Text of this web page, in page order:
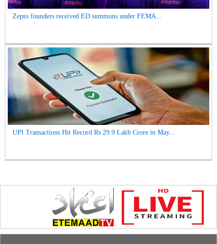
Zepto founders received ED summons under FEMA...
UPI Transactions Hit Record Rs 29.9 Lakh Crore in May...